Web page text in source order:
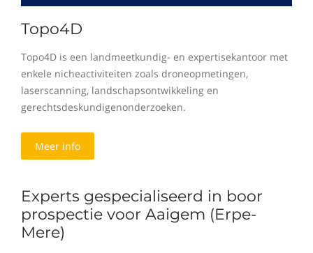
Topo4D
Topo4D is een landmeetkundig- en expertisekantoor met
enkele nicheactiviteiten zoals droneopmetingen,
laserscanning, landschapsontwikkeling en
gerechtsdeskundigenonderzoeken.
Meer info
Experts gespecialiseerd in boor
prospectie voor Aaigem (Erpe-
Mere)